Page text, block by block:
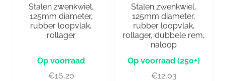
Stalen zwenkwiel,
125mm diameter,
rubber loopvlak,
rollager
€16,20
Stalen zwenkwiel,
125mm diameter,
rubber loopvlak,
rollager, dubbele rem,
naloop
(250+)
€12,03